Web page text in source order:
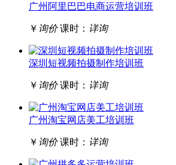
广州阿里巴巴电商运营培训班
￥ 询价 课时： 详询
深圳短视频拍摄制作培训班
￥ 询价 课时： 详询
广州淘宝网店美工培训班
￥ 询价 课时： 详询